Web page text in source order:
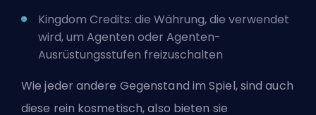
Kingdom Credits: die Währung, die verwendet
wird, um Agenten oder Agenten-
Ausrüstungsstufen freizuschalten
Wie jeder andere Gegenstand im Spiel, sind auch
diese rein kosmetisch, also bieten sie